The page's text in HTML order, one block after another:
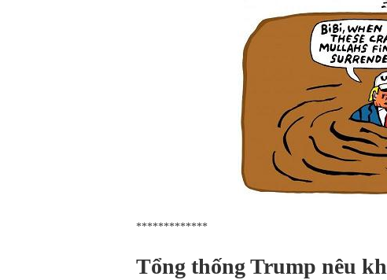
*************
Tổng thống Trump nêu